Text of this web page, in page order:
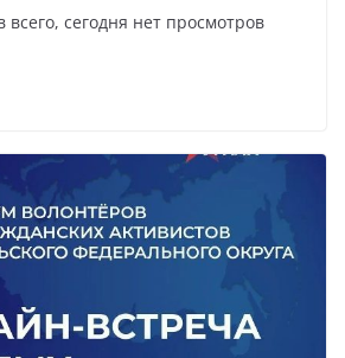
всего, сегодня нет просмотров